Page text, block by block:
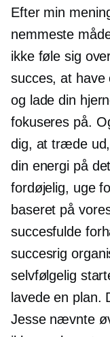
Efter min
nemmeste
ikke føle sig
succes, at have
og lade din
fokuseres på.
dig, at træde
din energi på
fordøjelig, uge
baseret på
succesfulde
succesrig
selvfølgelig
lavede en plan.
Jesse nævnte